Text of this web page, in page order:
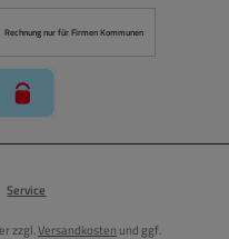
über PayPal
Rechnung nur für Firmen Kommunen
Service
zzgl.Versandkosten und ggf.